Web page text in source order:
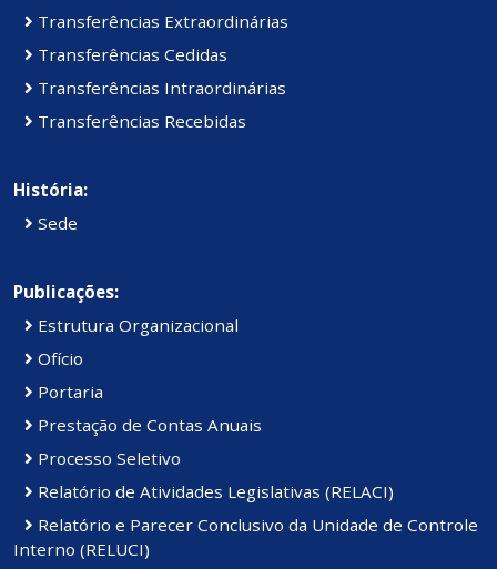
Transferências Extraordinárias
Transferências Cedidas
Transferências Intraordinárias
Transferências Recebidas
História:
Sede
Publicações:
Estrutura Organizacional
Ofício
Portaria
Prestação de Contas Anuais
Processo Seletivo
Relatório de Atividades Legislativas (RELACI)
Relatório e Parecer Conclusivo da Unidade de Controle
Interno (RELUCI)